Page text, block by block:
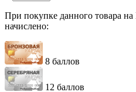
При покупке данного товара
начислено:
8 баллов
12 баллов